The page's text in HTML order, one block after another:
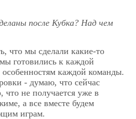
после Кубка? Над чем
что мы сделали какие-то
готовились к каждой
каждой команды.
- думаю, что сейчас
что не получается уже в
а все вместе будем
играм.